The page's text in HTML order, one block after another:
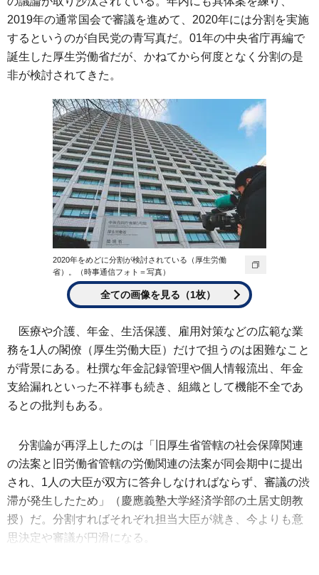
2019年の通常国会で審議を進めて、2020年には分割を実施
するというのが自民党の青写真だ。01年の中央省庁再編で
誕生した厚生労働省だが、かねてから何度となく分割の是
非が検討されてきた。
2020年をめどに分割が検討されている（厚生労働
省）。（時事通信フォト＝写真）
全ての画像を見る（1枚）
医療や介護、年金、生活保護、雇用対策などの広範な業
務を1人の閣僚（厚生労働大臣）だけで担うのは困難なこと
が背景にある。杜撰な年金記録管理や個人情報流出、年金
支給漏れといった不祥事も続き、組織として機能不全であ
るとの批判もある。
分割論が再浮上したのは「旧厚生省管轄の社会保障関連
の法案と旧労働省管轄の労働関連の法案が同会期中に提出
され、1人の大臣が双方に答弁しなければならず、審議の渋
滞が発生したため」（慶應義塾大学経済学部の土居丈朗教
授）だ。分割すればそれぞれ担当大臣が就き、今よりも意
思決定や審議が円滑になる。